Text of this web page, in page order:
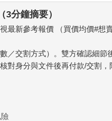
分鐘摘要）
最新參考報價 （買價均價#想
／交割方式）。雙方確認細節
對身分與文件後再付款/交割，